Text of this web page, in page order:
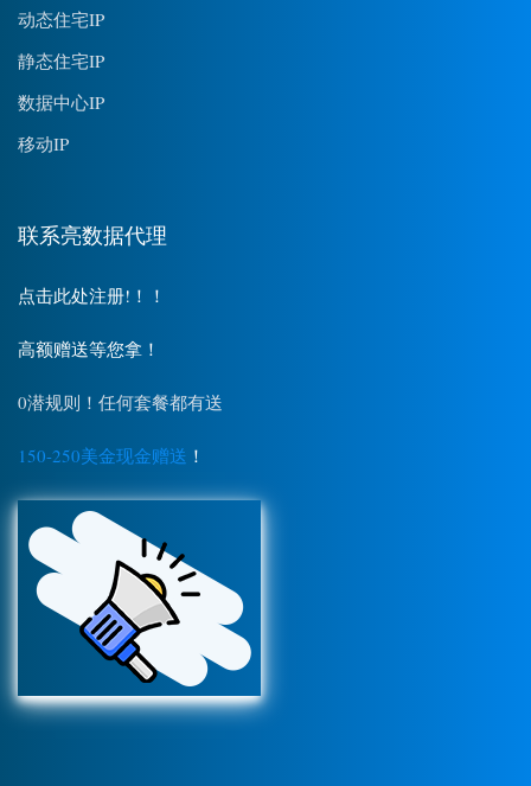
动态住宅IP
静态住宅IP
数据中心IP
移动IP
联系亮数据代理
点击此处注册!！！
高额赠送等您拿！
0潜规则！任何套餐都有送
150-250美金现金赠送 ！